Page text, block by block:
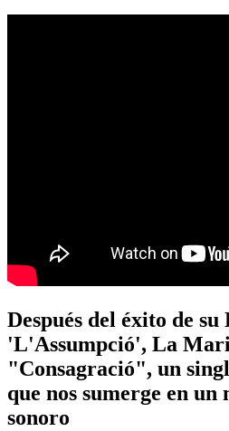
Después del éxito de su
'L'Assumpció', La
"Consagració", un
que nos sumerge en un
sonoro